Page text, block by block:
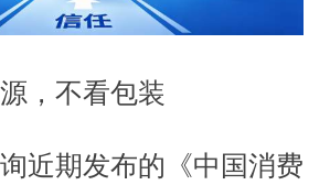
不看包装
期发布的《中国消费